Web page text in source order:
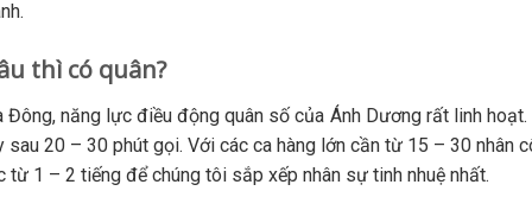
thì có quân?
năng lực điều động quân số của Ánh Dương rất linh
20 – 30 phút gọi. Với các ca hàng lớn cần từ 15 – 30 nhân
1 – 2 tiếng để chúng tôi sắp xếp nhân sự tinh nhuệ nhất.